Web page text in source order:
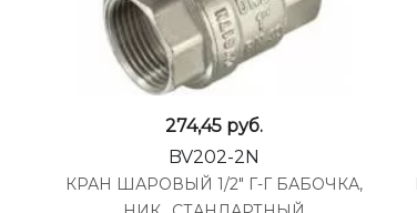
274,45 руб.
BV202-2N
КРАН ШАРОВЫЙ 1/2" Г-Г БАБОЧКА,